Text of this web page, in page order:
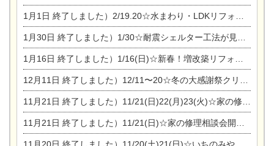
1月1日 終了しました）2/19.20☆水まわり・LDKリフォーム相談会＆エアコン相談会
1月30日 終了しました）1/30☆耐震シェルター工法が見れる完成見学会
1月16日 終了しました）1/16(日)☆新春！増改築リフォーム&家の修理まつり
12月11日 終了しました）12/11〜20☆冬の大感謝祭クリスマス相談会開催
11月21日 終了しました）11/21(日)22(月)23(火)☆家の修理まつり＆増改築リフォーム相談会
11月21日 終了しました）11/21(日)☆家の修理相談会開催 in 扶桑オークビレッジ
11月20日 終了しました）11/20(土)21(日)☆いちのみや逸品市に出店します【ひのきのバラ販売】